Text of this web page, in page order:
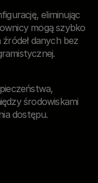
eliminując
mogą szybko
danych bez
środowiskami
dostępu.